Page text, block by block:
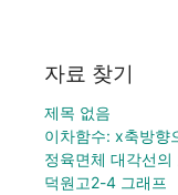
자료 찾기
제목 없음
이차함수: x축방향
정육면체 대각선
덕원고2-4 그래프